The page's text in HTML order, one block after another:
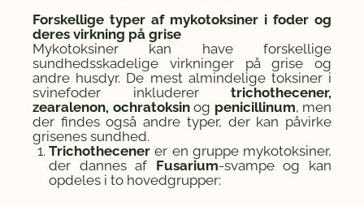
Forskellige typer af mykotoksiner i foder og
deres virkning på grise
Mykotoksiner kan have forskellige
sundhedsskadelige virkninger på grise og
andre husdyr. De mest almindelige toksiner i
svinefoder inkluderertrichothecener,
zearalenon, ochratoksin og penicillinum, men
der findes også andre typer, der kan påvirke
grisenes sundhed.
Trichothecener er en gruppe mykotoksiner,
der dannes af Fusarium-svampe og kan
opdeles i to hovedgrupper: